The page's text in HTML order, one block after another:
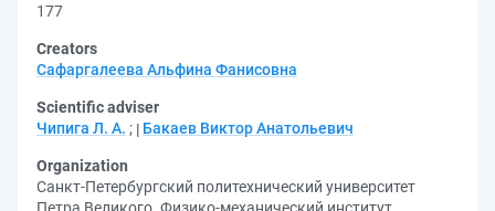
177
Creators
Сафаргалеева Альфина Фанисовна
Scientific adviser
Чипига Л. А. ; Бакаев Виктор Анатольевич
Organization
Санкт-Петербургский политехнический университет